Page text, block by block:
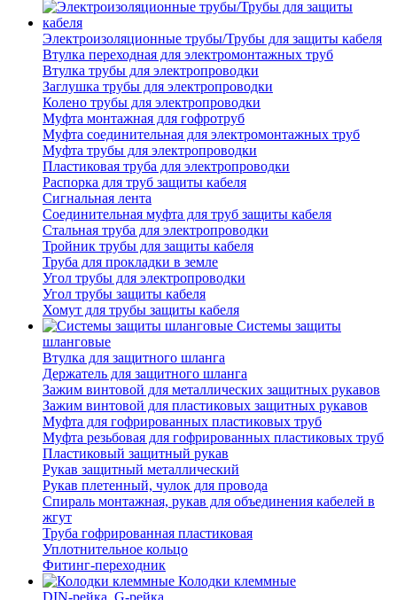
Электроизоляционные трубы/Трубы для защиты кабеля
Втулка переходная для электромонтажных труб
Втулка трубы для электропроводки
Заглушка трубы для электропроводки
Колено трубы для электропроводки
Муфта монтажная для гофротруб
Муфта соединительная для электромонтажных труб
Муфта трубы для электропроводки
Пластиковая труба для электропроводки
Распорка для труб защиты кабеля
Сигнальная лента
Соединительная муфта для труб защиты кабеля
Стальная труба для электропроводки
Тройник трубы для защиты кабеля
Труба для прокладки в земле
Угол трубы для электропроводки
Угол трубы защиты кабеля
Хомут для трубы защиты кабеля
Системы защиты
шланговые
Втулка для защитного шланга
Держатель для защитного шланга
Зажим винтовой для металлических защитных рукавов
Зажим винтовой для пластиковых защитных рукавов
Муфта для гофрированных пластиковых труб
Муфта резьбовая для гофрированных пластиковых труб
Пластиковый защитный рукав
Рукав защитный металлический
Рукав плетенный, чулок для провода
Спираль монтажная, рукав для объединения кабелей в
жгут
Труба гофрированная пластиковая
Уплотнительное кольцо
Фитинг-переходник
Колодки клеммные
DIN-рейка, G-рейка